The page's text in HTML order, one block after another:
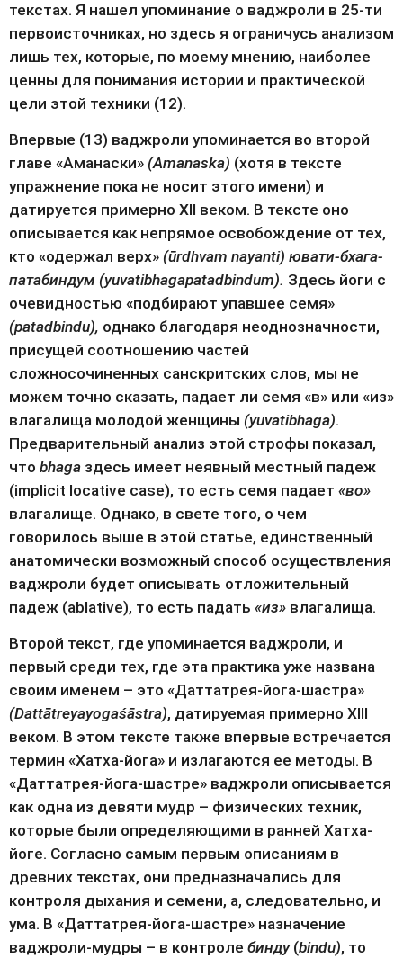
текстах. Я нашел упоминание о ваджроли в 25-ти
первоисточниках, но здесь я ограничусь анализом
лишь тех, которые, по моему мнению, наиболее
ценны для понимания истории и практической
цели этой техники (12).
Впервые (13) ваджроли упоминается во второй
главе «Аманаски» (Amanaska) (хотя в тексте
упражнение пока не носит этого имени) и
датируется примерно XII веком. В тексте оно
описывается как непрямое освобождение от тех,
кто «одержал верх» (ūrdhvam nayanti) ювати-бхага-
патабиндум (yuvatibhagapatadbindum). Здесь йоги с
(patadbindu), однако благодаря неоднозначности,
присущей соотношению частей
сложносочиненных санскритских слов, мы не
можем точно сказать, падает ли семя «в» или «из»
влагалища молодой женщины (yuvatibhaga).
Предварительный анализ этой строфы показал,
что bhaga здесь имеет неявный местный падеж
(implicit locative case), то есть семя падает «во»
влагалище. Однако, в свете того, о чем
говорилось выше в этой статье, единственный
анатомически возможный способ осуществления
ваджроли будет описывать отложительный
падеж (ablative), то есть падать «из» влагалища.
Второй текст, где упоминается ваджроли, и
первый среди тех, где эта практика уже названа
(Dattātreyayogaśāstra), датируемая примерно XIII
веком. В этом тексте также впервые встречается
термин «Хатха-йога» и излагаются ее методы. В
«Даттатрея-йога-шастре» ваджроли описывается
как одна из девяти мудр – физических техник,
которые были определяющими в ранней Хатха-
йоге. Согласно самым первым описаниям в
древних текстах, они предназначались для
контроля дыхания и семени, а, следовательно, и
ума. В «Даттатрея-йога-шастре» назначение
ваджроли-мудры – в контроле бинду (bindu), то